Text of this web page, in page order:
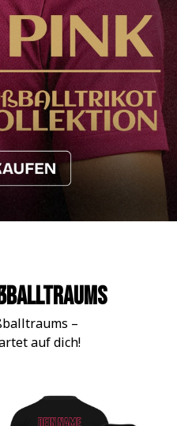
–
auf dich!